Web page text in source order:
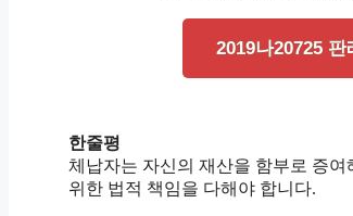
2019나20725
한줄평
체납자는 자신의 재산을 함부로 증
위한 법적 책임을 다해야 합니다.